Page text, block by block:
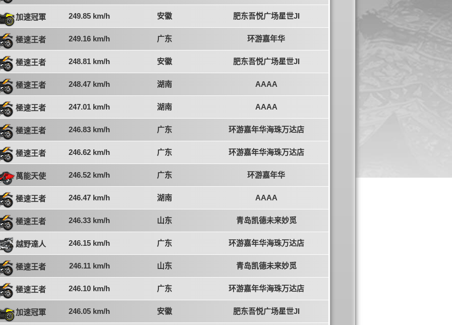
加速冠軍 249.85 km/h 安徽 肥东吾悦广场星世JI
極速王者 249.16 km/h 广东 环游嘉年华
極速王者 248.81 km/h 安徽 肥东吾悦广场星世JI
極速王者 248.47 km/h 湖南 AAAA
極速王者 247.01 km/h 湖南 AAAA
極速王者 246.83 km/h 广东 环游嘉年华海珠万达店
極速王者 246.62 km/h 广东 环游嘉年华海珠万达店
萬能天使 246.52 km/h 广东 环游嘉年华
極速王者 246.47 km/h 湖南 AAAA
極速王者 246.33 km/h 山东 青岛凯德未来妙觅
越野達人 246.15 km/h 广东 环游嘉年华海珠万达店
極速王者 246.11 km/h 山东 青岛凯德未来妙觅
極速王者 246.10 km/h 广东 环游嘉年华海珠万达店
加速冠軍 246.05 km/h 安徽 肥东吾悦广场星世JI